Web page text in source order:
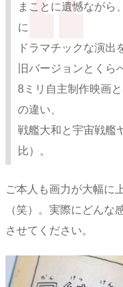
まことに遺憾ながら
に
ドラマチックな演出
旧バージョンとくら
8ミリ自主制作映画
の違い、
戦艦大和と宇宙戦艦
比）。
ご本人も画力が大幅に
（笑）。実際にどんな
させてください。